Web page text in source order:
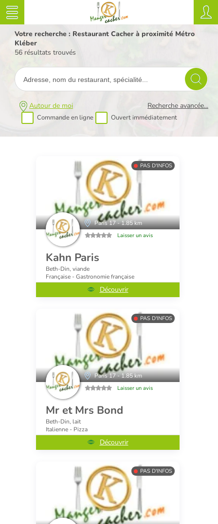
Votre recherche : Restaurant Cacher à proximité Métro
Kléber
56 résultats trouvés
Autour de moi
Commande en ligne Ouvert immédiatement
Recherche avancée...
PAS D'INFOS
Paris 17 - 1.85 km
Laisser un avis
Kahn Paris
Beth-Din, viande
Française - Gastronomie française
Découvrir
PAS D'INFOS
Paris 17 - 1.85 km
Laisser un avis
Mr et Mrs Bond
Beth-Din, lait
Italienne - Pizza
Découvrir
PAS D'INFOS